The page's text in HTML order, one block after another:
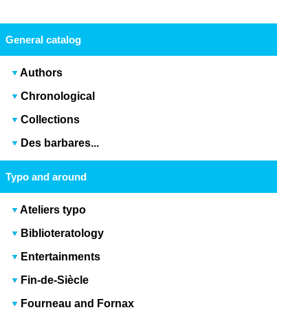
General catalog
Authors
Chronological
Collections
Des barbares...
Typo and around
Ateliers typo
Biblioteratology
Entertainments
Fin-de-Siècle
Fourneau and Fornax